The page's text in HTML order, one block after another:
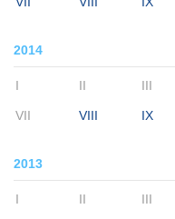
2014
I II III
VII VIII IX
2013
I II III